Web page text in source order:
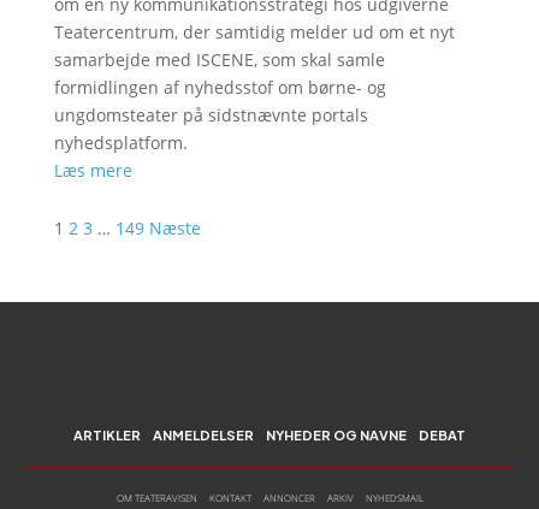
Teatercentrum, der samtidig melder ud om et nyt
samarbejde med ISCENE, som skal samle
formidlingen af nyhedsstof om børne- og
ungdomsteater på sidstnævnte portals
nyhedsplatform.
Læs mere
1 2 3 … 149 Næste
ARTIKLER ANMELDELSER NYHEDER OG NAVNE DEBAT
OM TEATERAVISEN KONTAKT ANNONCER ARKIV NYHEDSMAIL